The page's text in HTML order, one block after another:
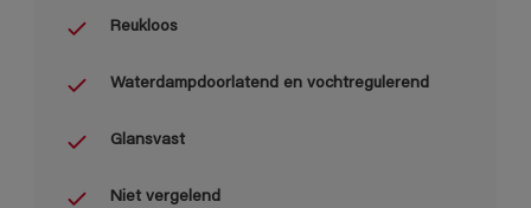
Reukloos
Waterdampdoorlatend en vochtregulerend
Glansvast
Niet vergelend